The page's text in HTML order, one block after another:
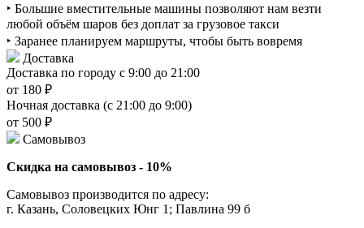
‣ Большие вместительные машины позволяют нам везти
любой объём шаров без доплат за грузовое такси
‣ Заранее планируем маршруты, чтобы быть вовремя
Доставка
Доставка по городу с 9:00 до 21:00
от 180 ₽
Ночная доставка (с 21:00 до 9:00)
от 500 ₽
Самовывоз
Скидка на самовывоз - 10%
Самовывоз производится по адресу:
г. Казань, Соловецких Юнг 1; Павлина 99 б